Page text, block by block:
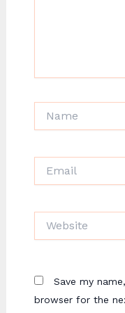
Save my
browser for the